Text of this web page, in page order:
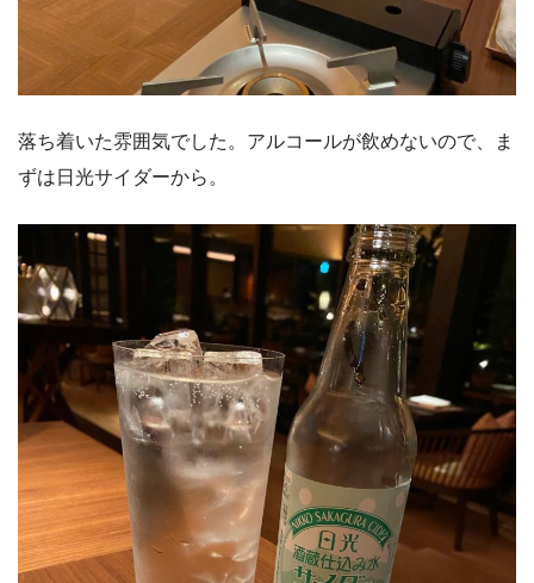
落ち着いた雰囲気でした。アルコールが飲めないので、ま
ずは日光サイダーから。